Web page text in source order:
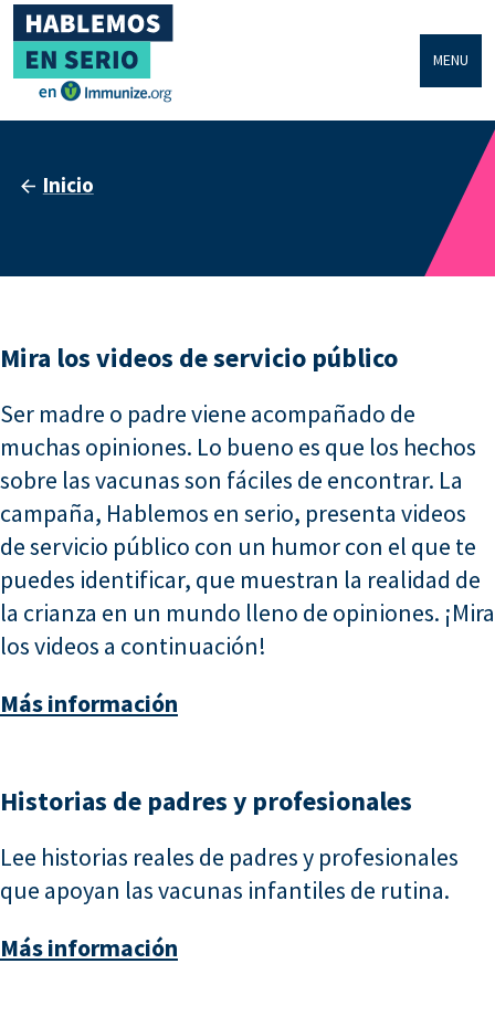
MENU
Inicio
Mira los videos de servicio público
Ser madre o padre viene acompañado de
muchas opiniones. Lo bueno es que los hechos
sobre las vacunas son fáciles de encontrar. La
campaña, Hablemos en serio, presenta videos
de servicio público con un humor con el que te
puedes identificar, que muestran la realidad de
la crianza en un mundo lleno de opiniones. ¡Mira
los videos a continuación!
Más información
Historias de padres y profesionales
Lee historias reales de padres y profesionales
que apoyan las vacunas infantiles de rutina.
Más información